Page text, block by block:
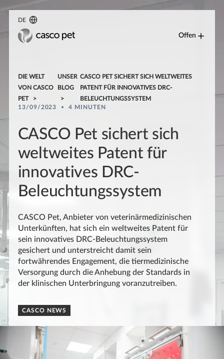
DE
Offen
DIE WELT
VON CASCO
PET
UNSER
BLOG
CASCO PET SICHERT SICH WELTWEITES
PATENT FÜR INNOVATIVES DRC-
BELEUCHTUNGSSYSTEM
13/09/2023
4 MINUTEN
CASCO Pet sichert sich
weltweites Patent für
innovatives DRC-
Beleuchtungssystem
CASCO Pet, Anbieter von veterinärmedizinischen
Unterkünften, hat sich ein weltweites Patent für
sein innovatives DRC-Beleuchtungssystem
gesichert und unterstreicht damit sein
fortwährendes Engagement, die tiermedizinische
Versorgung durch die Anhebung der Standards in
der klinischen Unterbringung voranzutreiben.
CASCO NEWS